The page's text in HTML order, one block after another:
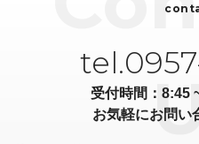
受付時間：8:45
お気軽にお問い